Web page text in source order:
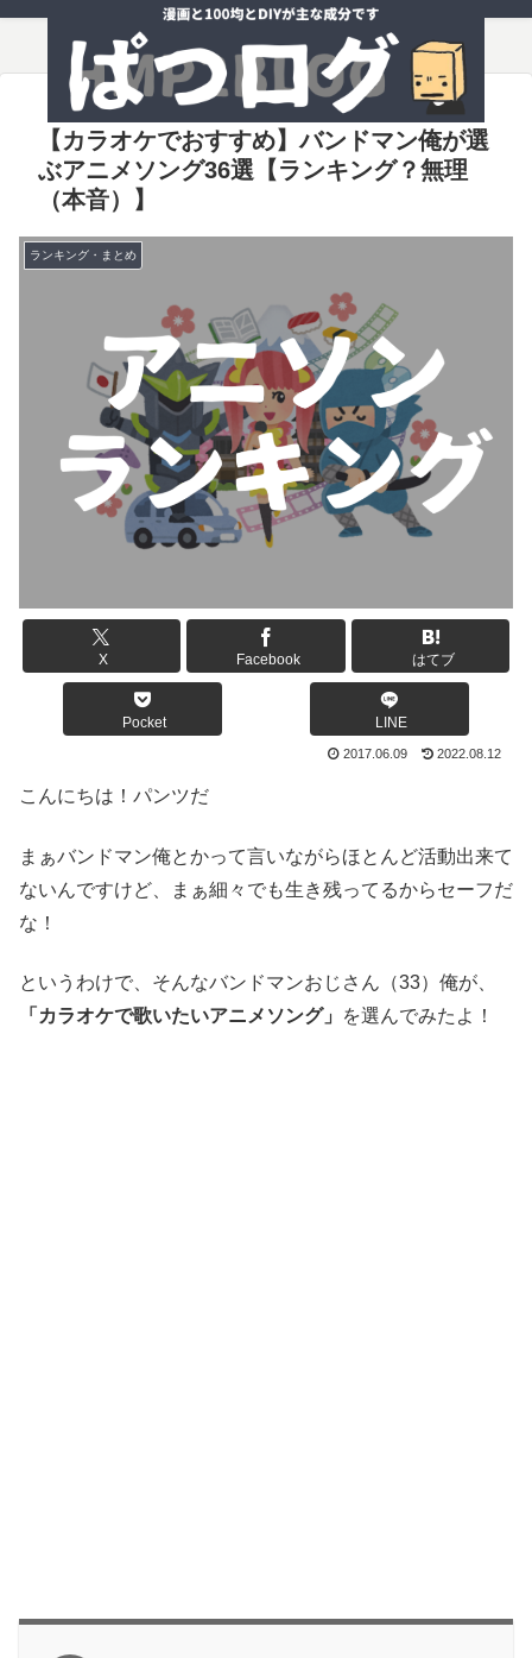
【カラオケでおすすめ】バンドマン俺が選
ぶアニメソング36選【ランキング？無理
（本音）】
ランキング・まとめ
X Facebook はてブ
Pocket LINE
2017.06.09 2022.08.12
こんにちは！パンツだ
まぁバンドマン俺とかって言いながらほとんど活動出来て
ないんですけど、まぁ細々でも生き残ってるからセーフだ
な！
というわけで、そんなバンドマンおじさん（33）俺が、
「カラオケで歌いたいアニメソング」
を選んでみたよ！